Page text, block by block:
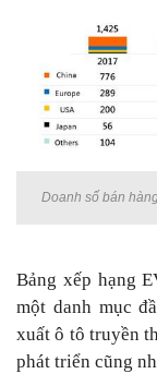
Doanh số bán
Bảng xếp hạng
một danh mục
xuất ô tô truyền
phát triển cũng